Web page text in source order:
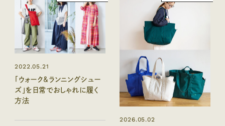
2022.05.21
「ウォーク&ランニングシュー
ズ」を日常でおしゃれに履く
方法
2026.05.02